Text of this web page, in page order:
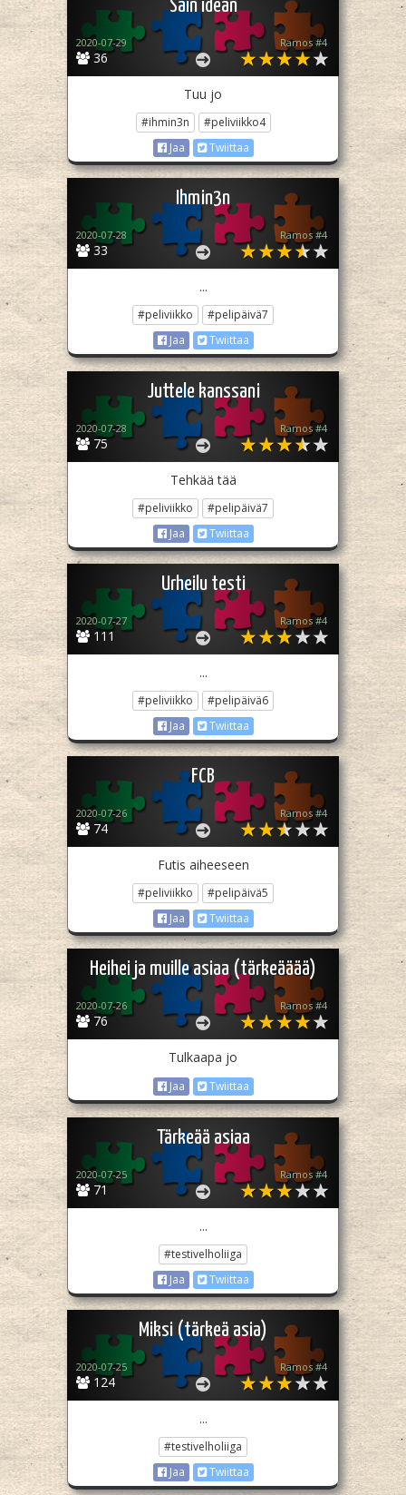
Sain idean
36
2020-07-29 Ramos #4
Tuu jo
#ihmin3n
#peliviikko4
Jaa
Twiittaa
Ihmin3n
33
2020-07-28 Ramos #4
...
#peliviikko
#pelipäivä7
Jaa
Twiittaa
Juttele kanssani
75
2020-07-28 Ramos #4
Tehkää tää
#peliviikko
#pelipäivä7
Jaa
Twiittaa
Urheilu testi
111
2020-07-27 Ramos #4
...
#peliviikko
#pelipäivä6
Jaa
Twiittaa
FCB
74
2020-07-26 Ramos #4
Futis aiheeseen
#peliviikko
#pelipäivä5
Jaa
Twiittaa
Heihei ja muille asiaa (tärkeääää)
76
2020-07-26 Ramos #4
Tulkaapa jo
Jaa Twiittaa
Tärkeää asiaa
71
2020-07-25 Ramos #4
...
#testivelholiiga
Jaa
Twiittaa
Miksi (tärkeä asia)
124
2020-07-25 Ramos #4
...
#testivelholiiga
Jaa
Twiittaa